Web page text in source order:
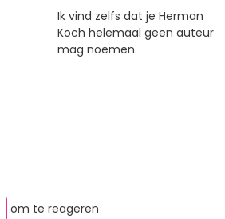
Ik vind zelfs dat je Herman
Koch helemaal geen auteur
mag noemen.
om te reageren